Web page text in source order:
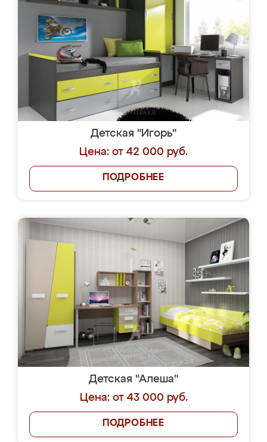
Детская "Игорь"
Цена: от 42 000 руб.
ПОДРОБНЕЕ
Детская "Алеша"
Цена: от 43 000 руб.
ПОДРОБНЕЕ